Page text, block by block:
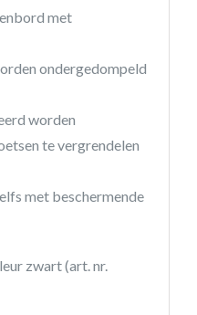
met
ondergedompeld
worden
te vergrendelen
met beschermende
zwart (art. nr.